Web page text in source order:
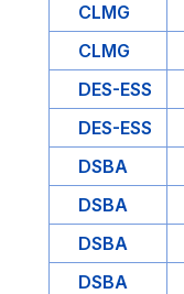
CLMG
CLMG
DES-ESS
DES-ESS
DSBA
DSBA
DSBA
DSBA